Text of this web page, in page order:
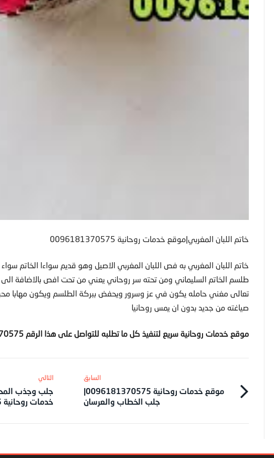
خاتم اللبان المغربي|موقع خدمات روحانية 0096181370575
خاتم اللبان المغربي به فص اللبان المغربي الاصيل وهو قديم سواءا الخاتم
طلسم الخاتم السليماني ومن تحته سر روحاني يعني من تحت افص بالاضافة
صياغته من جديد بدون ان يمس روحانيا
موقع خدمات روحانية سريع لتنفيذ كل ما تطلبه للتواصل على هذا الرقم
موقع خدمات روحانية 0096181370575|
جلب الخطاب والعرسان
جلب وجذب
خدمات روحانية 0096181370575